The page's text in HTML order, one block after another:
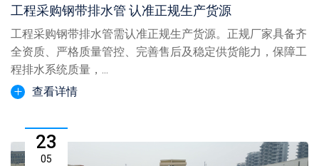
工程采购钢带排水管 认准正规生产货源
工程采购钢带排水管需认准正规生产货源。正规厂家具备齐
全资质、严格质量管控、完善售后及稳定供货能力，保障工
程排水系统质量，...
查看详情
23
05